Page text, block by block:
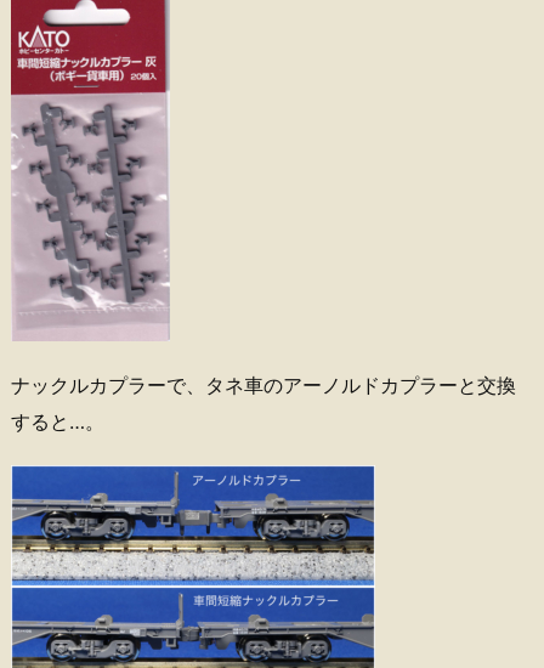
ナックルカプラーで、タネ車のアーノルドカプラーと交換
すると…。